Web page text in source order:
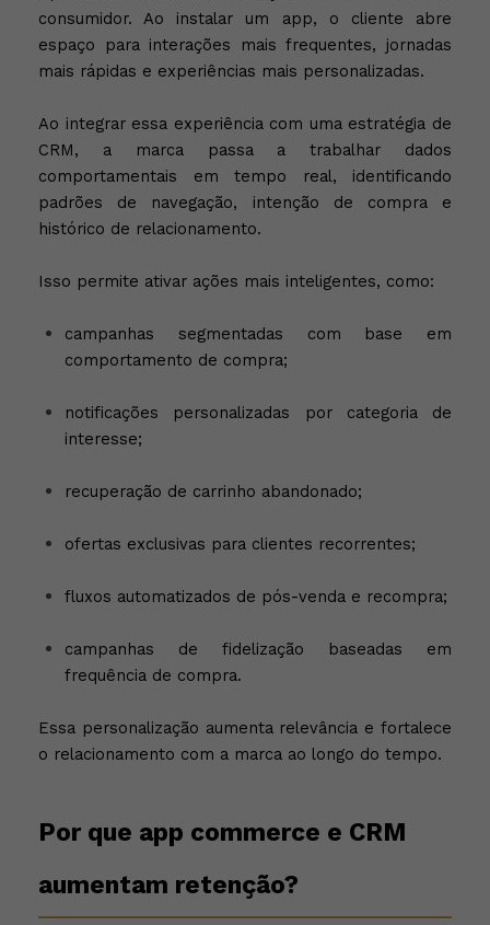
consumidor. Ao instalar um app, o cliente abre
espaço para interações mais frequentes, jornadas
mais rápidas e experiências mais personalizadas.
Ao integrar essa experiência com uma estratégia de
CRM, a marca passa a trabalhar dados
comportamentais em tempo real, identificando
padrões de navegação, intenção de compra e
histórico de relacionamento.
Isso permite ativar ações mais inteligentes, como:
campanhas segmentadas com base em
comportamento de compra;
notificações personalizadas por categoria de
interesse;
recuperação de carrinho abandonado;
ofertas exclusivas para clientes recorrentes;
fluxos automatizados de pós-venda e recompra;
campanhas de fidelização baseadas em
frequência de compra.
Essa personalização aumenta relevância e fortalece
o relacionamento com a marca ao longo do tempo.
Por que app commerce e CRM
aumentam retenção?